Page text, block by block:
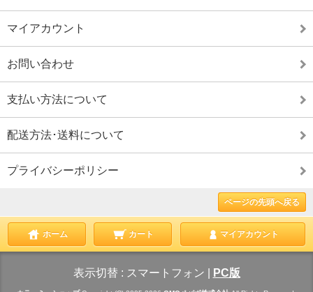
マイアカウント
お問い合わせ
支払い方法について
配送方法･送料について
プライバシーポリシー
ページの先頭へ戻る
ホーム カート マイアカウント
表示切替 : スマートフォン PC版